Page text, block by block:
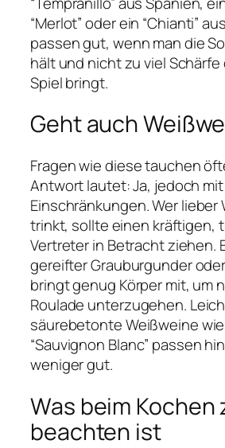
“Merlot” oder ein “Chianti”
passen gut, wenn man die
hält und nicht zu viel Schärfe
Spiel bringt.
Geht auch
Fragen wie diese tauchen
Antwort lautet: Ja, jedoch mit
Einschränkungen. Wer lieber
trinkt, sollte einen kräftigen,
Vertreter in Betracht ziehen.
gereifter Grauburgunder
bringt genug Körper mit, um
Roulade unterzugehen.
säurebetonte Weißweine wie
“Sauvignon Blanc” passen
weniger gut.
Was beim Kochen
beachten ist